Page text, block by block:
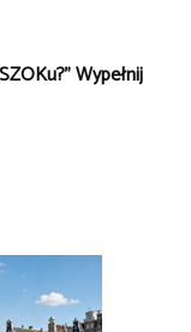
Wypełnij